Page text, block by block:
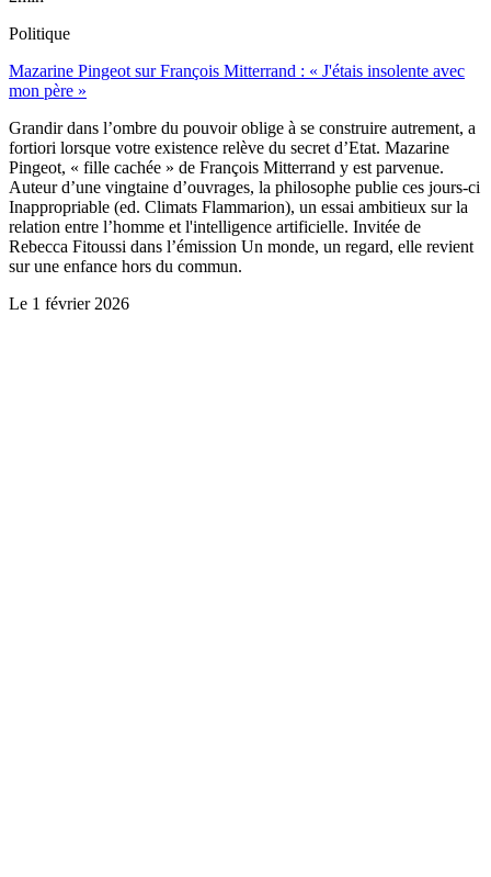
Politique
Mazarine Pingeot sur François Mitterrand : « J'étais insolente avec
mon père »
Grandir dans l’ombre du pouvoir oblige à se construire autrement, a
fortiori lorsque votre existence relève du secret d’Etat. Mazarine
Pingeot, « fille cachée » de François Mitterrand y est parvenue.
Auteur d’une vingtaine d’ouvrages, la philosophe publie ces jours-ci
Inappropriable (ed. Climats Flammarion), un essai ambitieux sur la
relation entre l’homme et l'intelligence artificielle. Invitée de
Rebecca Fitoussi dans l’émission Un monde, un regard, elle revient
sur une enfance hors du commun.
Le 1 février 2026